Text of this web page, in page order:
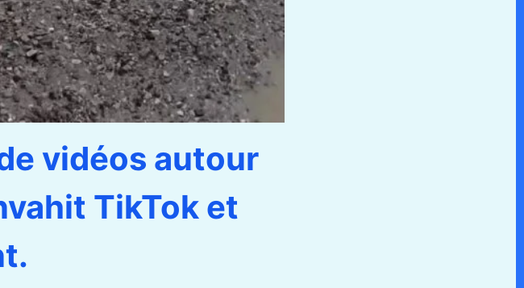
vidéos autour
TikTok et